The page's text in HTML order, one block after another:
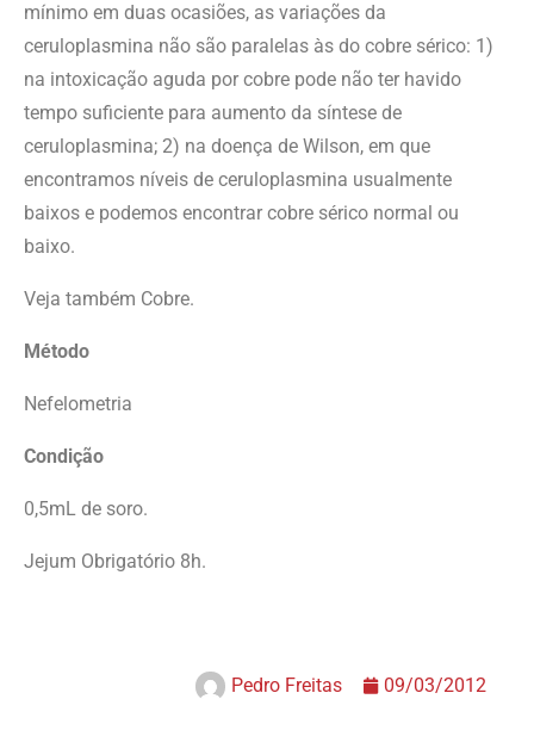
mínimo em duas ocasiões, as variações da
ceruloplasmina não são paralelas às do cobre sérico: 1)
na intoxicação aguda por cobre pode não ter havido
tempo suficiente para aumento da síntese de
ceruloplasmina; 2) na doença de Wilson, em que
encontramos níveis de ceruloplasmina usualmente
baixos e podemos encontrar cobre sérico normal ou
baixo.
Veja também Cobre.
Método
Nefelometria
Condição
0,5mL de soro.
Jejum Obrigatório 8h.
Pedro Freitas 09/03/2012